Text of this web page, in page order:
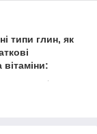
типи глин, як
має здатність
видаляти